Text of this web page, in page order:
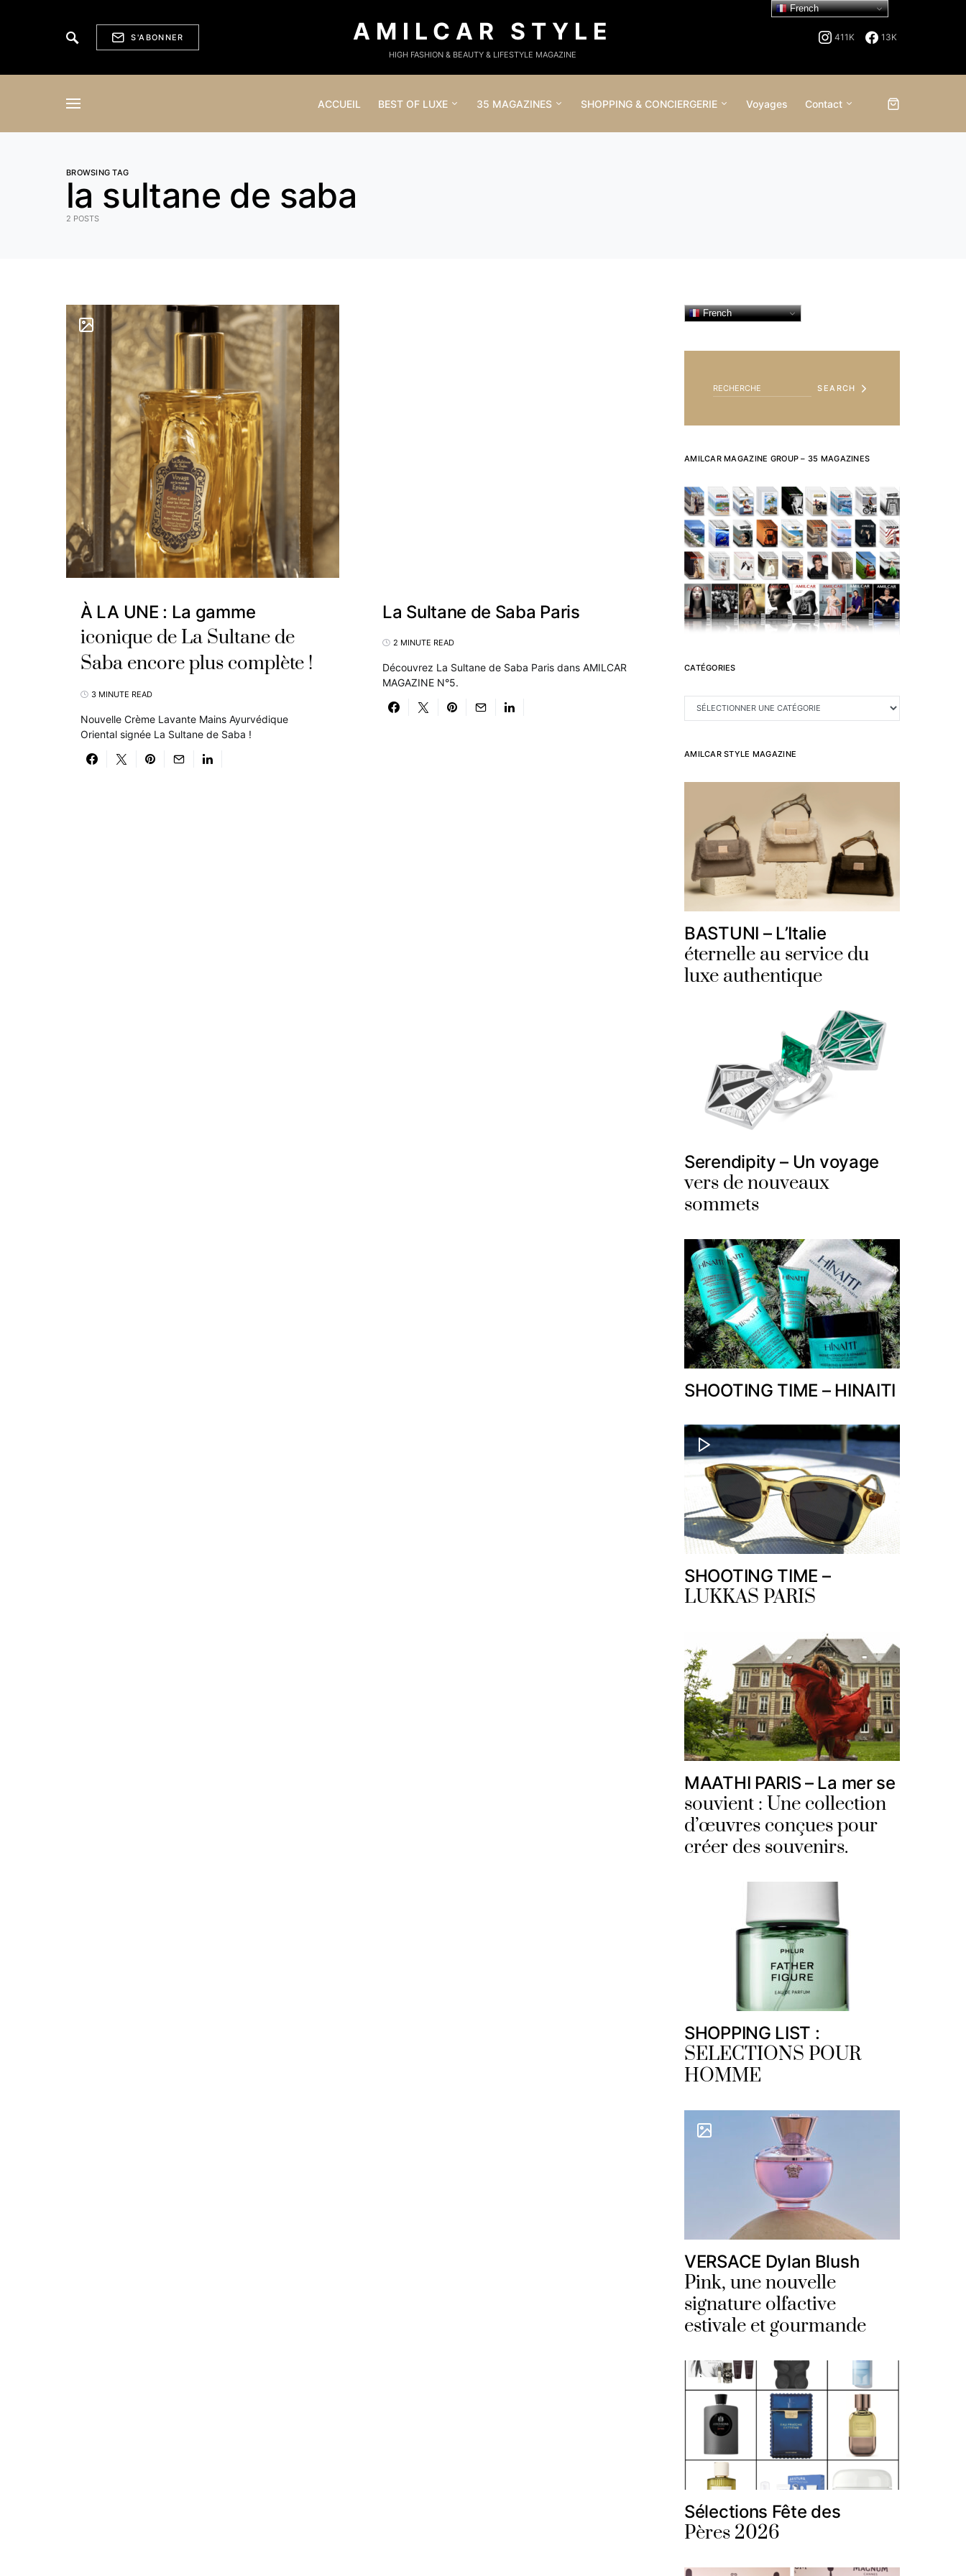
S'ABONNER AMILCAR STYLE
HIGH FASHION & BEAUTY & LIFESTYLE MAGAZINE
411K 13K
ACCUEIL BEST OF LUXE 35 MAGAZINES SHOPPING & CONCIERGERIE Voyages Contact
BROWSING TAG
la sultane de saba
2 POSTS
À LA UNE : La gamme
iconique de La Sultane de
Saba encore plus complète !
3 MINUTE READ
Nouvelle Crème Lavante Mains Ayurvédique
Oriental signée La Sultane de Saba !
La Sultane de Saba Paris
2 MINUTE READ
Découvrez La Sultane de Saba Paris dans AMILCAR
MAGAZINE N°5.
French
SEARCH
AMILCAR MAGAZINE GROUP – 35 MAGAZINES
CATÉGORIES
CATÉGORIES
AMILCAR STYLE MAGAZINE
BASTUNI – L’Italie
éternelle au service du
luxe authentique
Serendipity – Un voyage
vers de nouveaux
sommets
SHOOTING TIME – HINAITI
SHOOTING TIME –
LUKKAS PARIS
MAATHI PARIS – La mer se
souvient : Une collection
d’œuvres conçues pour
créer des souvenirs.
SHOPPING LIST :
SELECTIONS POUR
HOMME
VERSACE Dylan Blush
Pink, une nouvelle
signature olfactive
estivale et gourmande
Sélections Fête des
Pères 2026
French